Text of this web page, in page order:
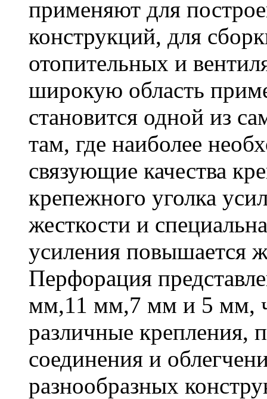
применяют для
конструкций, для
отопительных и
широкую область
становится одной из
там, где наиболее
связующие качества
крепежного уголка
жесткости и
усиления повышается
Перфорация
мм,11 мм,7 мм и 5 мм,
различные
соединения и
разнообразных